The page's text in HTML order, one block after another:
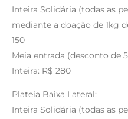
Inteira Solidária (todas as
mediante a doação de 1kg
150
Meia entrada (desconto de
Inteira: R$ 280
Plateia Baixa Lateral:
Inteira Solidária (todas as